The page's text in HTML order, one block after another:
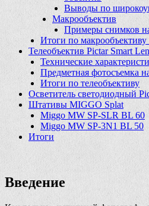
Выводы по
Макрообъектив
Примеры снимков
Итоги по
Телеобъектив Pictar Smart
Технические
Предметная фотосъемка
Итоги по телеобъективу
Осветитель светодиодный
Штативы MIGGO Splat
Miggo MW SP-SLR BL 60
Miggo MW SP-3N1 BL 50
Итоги
Введение